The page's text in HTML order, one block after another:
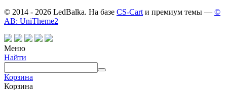
© 2014 - 2026 LedBalka. На базе CS-Cartи премиум темы — ©
AB: UniTheme2
Меню
Найти
Корзина
Корзина